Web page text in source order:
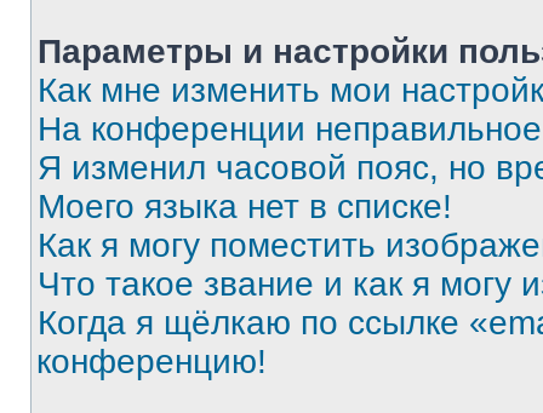
Параметры и настройки
Как мне изменить мои
На конференции
Я изменил часовой пояс, но
Моего языка нет в списке!
Как я могу поместить
Что такое звание и как я могу
Когда я щёлкаю по ссылке
конференцию!